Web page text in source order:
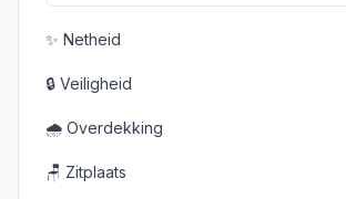
✨ Netheid
🔒 Veiligheid
🌧️ Overdekking
🪑 Zitplaats